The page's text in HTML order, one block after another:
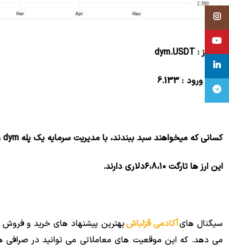
نام ارز : dym.USDT
نقطه ورود : 6.133
کسانی که میخواهند سبد ببندند، با مدیریت سرمایه یک پله dym ،
این ارز ها تارگت ۶،۸،۱۰دلاری دارند.
سیگنال هایآکادمی قزلباشبهترین پیشنهاد های خرید و فروش
تلگرام